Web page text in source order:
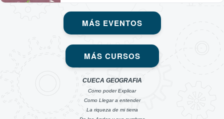
MÁS EVENTOS
MÁS CURSOS
CUECA GEOGRAFIA
Como poder Explicar
Como Llegar a entender
La riqueza de mi tierra